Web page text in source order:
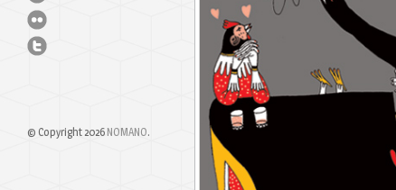
© Copyright 2026 NOMANO.